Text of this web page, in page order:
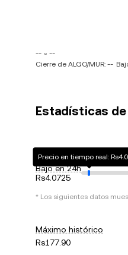
-- ~ --
Cierre de ALGO/MUR: --
Estadísticas de
Bajo en 24h
Rs4.0725
Precio en tiempo real:
* Los siguientes datos
Máximo histórico
Rs177.90